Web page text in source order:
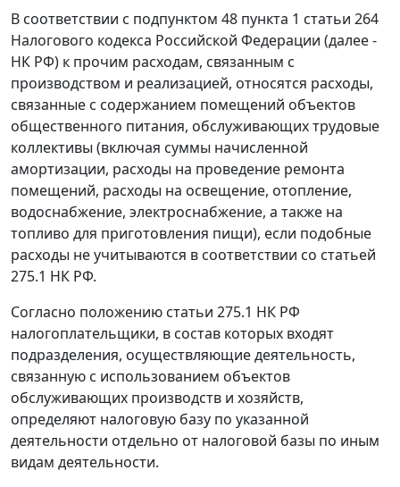
В соответствии с подпунктом 48 пункта 1 статьи 264
Налогового кодекса Российской Федерации (далее -
НК РФ) к прочим расходам, связанным с
производством и реализацией, относятся расходы,
связанные с содержанием помещений объектов
общественного питания, обслуживающих трудовые
коллективы (включая суммы начисленной
амортизации, расходы на проведение ремонта
помещений, расходы на освещение, отопление,
водоснабжение, электроснабжение, а также на
топливо для приготовления пищи), если подобные
расходы не учитываются в соответствии со статьей
275.1 НК РФ.
Согласно положению статьи 275.1 НК РФ
налогоплательщики, в состав которых входят
подразделения, осуществляющие деятельность,
связанную с использованием объектов
обслуживающих производств и хозяйств,
определяют налоговую базу по указанной
деятельности отдельно от налоговой базы по иным
видам деятельности.